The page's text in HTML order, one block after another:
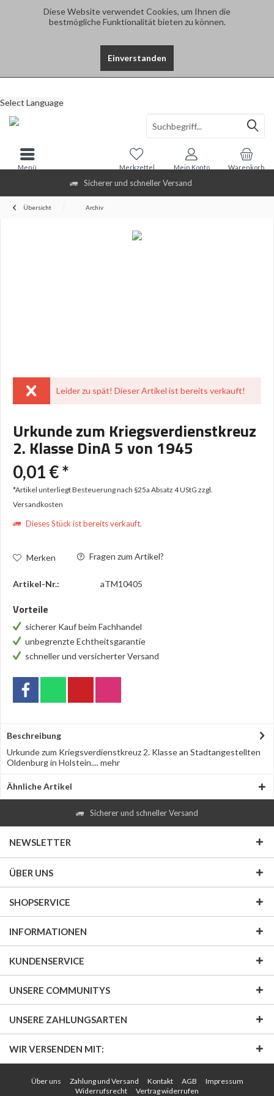
Diese Website verwendet Cookies, um Ihnen die
bestmögliche Funktionalität bieten zu können.
Einverstanden
Sicherer und schneller Versand
Select Language
Warenkorb
Merkzettel Mein Konto
Menü
Übersicht Archiv
Leider zu spät! Dieser Artikel ist bereits verkauft!
Urkunde zum Kriegsverdienstkreuz
2. Klasse DinA 5 von 1945
0,01 € *
*Artikel unterliegt Besteuerung nach §25a Absatz 4 UStG zzgl.
Versandkosten
Dieses Stück ist bereits verkauft.
Merken Fragen zum Artikel?
Artikel-Nr.: aTM10405
Vorteile
sicherer Kauf beim Fachhandel
unbegrenzte Echtheitsgarantie
schneller und versicherter Versand
Beschreibung
Urkunde zum Kriegsverdienstkreuz 2. Klasse an Stadtangestellten
Oldenburg in Holstein....mehr
Ähnliche Artikel
Sicherer und schneller Versand
NEWSLETTER
ÜBER UNS
SHOPSERVICE
INFORMATIONEN
KUNDENSERVICE
UNSERE COMMUNITYS
UNSERE ZAHLUNGSARTEN
WIR VERSENDEN MIT:
Über uns Zahlung und Versand Kontakt AGB
Impressum
Widerrufsrecht
Vertrag widerrufen